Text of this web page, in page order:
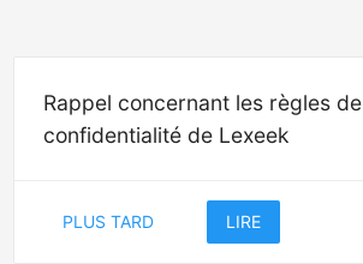
Rappel concernant les règles de
confidentialité de Lexeek
PLUS TARD LIRE